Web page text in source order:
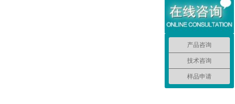
产品咨询
技术咨询
样品申请